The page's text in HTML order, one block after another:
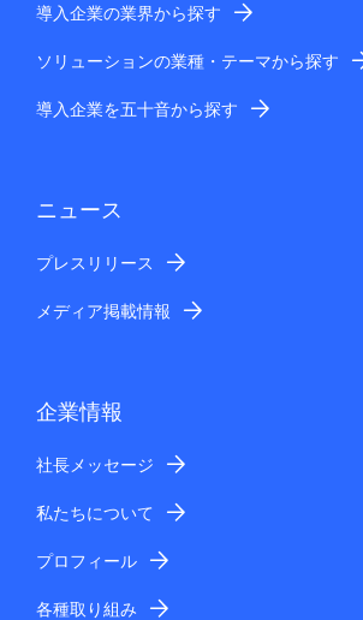
導入企業の業界から探す
ソリューションの業種・テーマから探す
導入企業を五十音から探す
ニュース
プレスリリース
メディア掲載情報
企業情報
社長メッセージ
私たちについて
プロフィール
各種取り組み